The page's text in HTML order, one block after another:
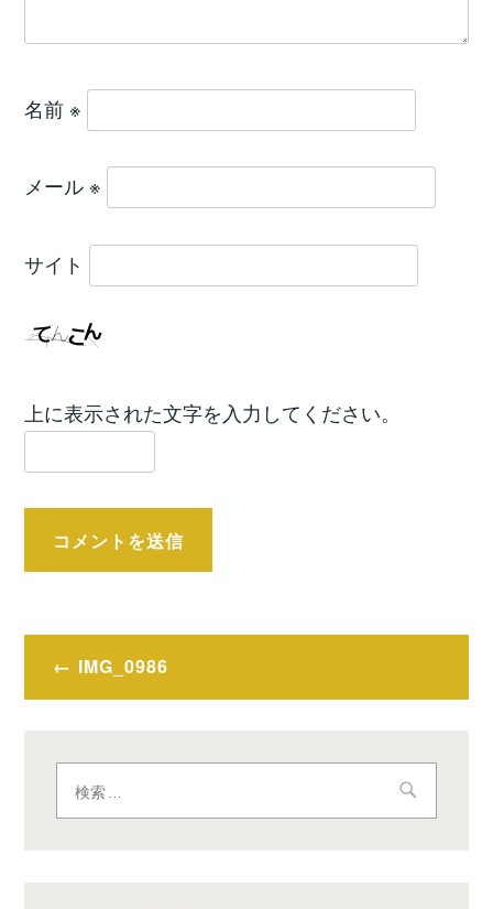
名前 ※
メール ※
サイト
上に表示された文字を入力してください。
投
稿
ビ
ゲ
IMG_0986
索: